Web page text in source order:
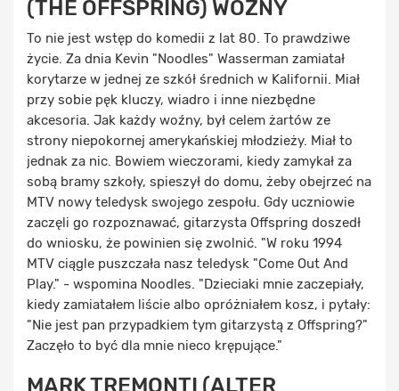
(THE OFFSPRING) WOŹNY
To nie jest wstęp do komedii z lat 80. To prawdziwe
życie. Za dnia Kevin "Noodles" Wasserman zamiatał
korytarze w jednej ze szkół średnich w Kalifornii. Miał
przy sobie pęk kluczy, wiadro i inne niezbędne
akcesoria. Jak każdy woźny, był celem żartów ze
strony niepokornej amerykańskiej młodzieży. Miał to
jednak za nic. Bowiem wieczorami, kiedy zamykał za
sobą bramy szkoły, spieszył do domu, żeby obejrzeć na
MTV nowy teledysk swojego zespołu. Gdy uczniowie
zaczęli go rozpoznawać, gitarzysta Offspring doszedł
do wniosku, że powinien się zwolnić. "W roku 1994
MTV ciągle puszczała nasz teledysk "Come Out And
Play." - wspomina Noodles. "Dzieciaki mnie zaczepiały,
kiedy zamiatałem liście albo opróżniałem kosz, i pytały:
"Nie jest pan przypadkiem tym gitarzystą z Offspring?"
Zaczęło to być dla mnie nieco krępujące."
MARK TREMONTI (ALTER